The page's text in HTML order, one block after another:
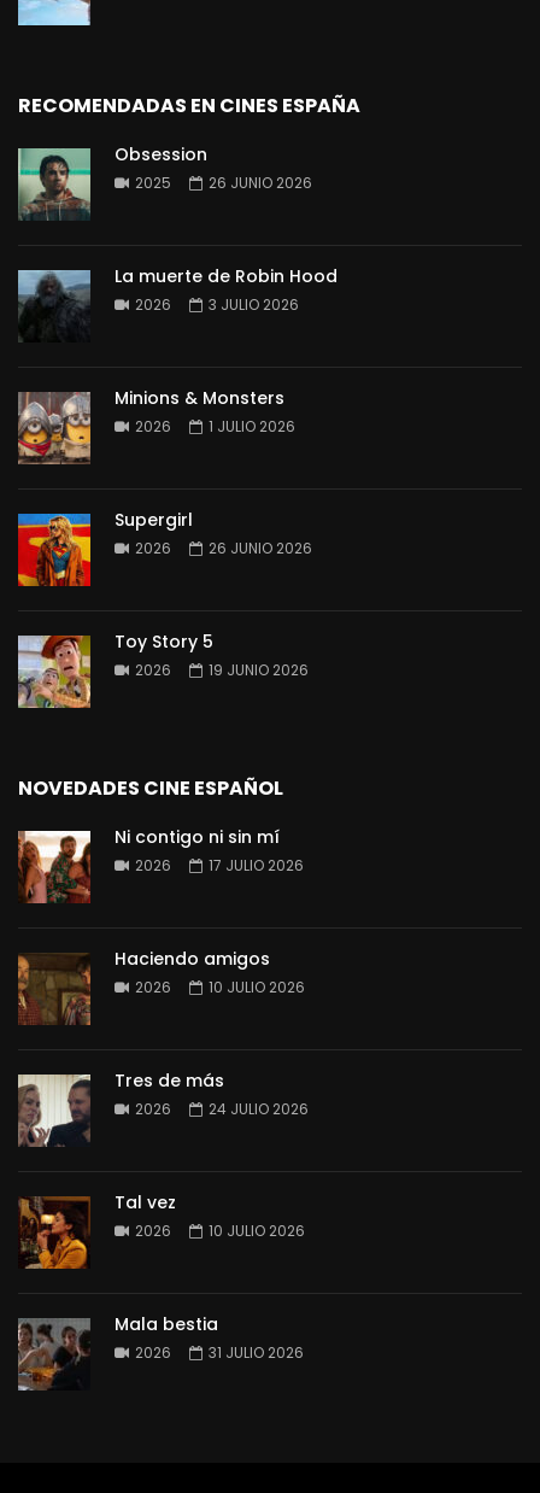
RECOMENDADAS EN CINES ESPAÑA
Obsession
2025 26 JUNIO 2026
La muerte de Robin Hood
2026 3 JULIO 2026
Minions & Monsters
2026 1 JULIO 2026
Supergirl
2026 26 JUNIO 2026
Toy Story 5
2026 19 JUNIO 2026
NOVEDADES CINE ESPAÑOL
Ni contigo ni sin mí
2026 17 JULIO 2026
Haciendo amigos
2026 10 JULIO 2026
Tres de más
2026 24 JULIO 2026
Tal vez
2026 10 JULIO 2026
Mala bestia
2026 31 JULIO 2026